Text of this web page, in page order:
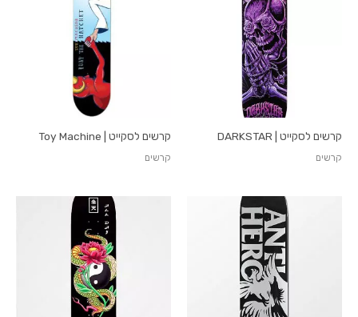
קרשים לסקייט | DARKSTAR
קרשים
קרשים לסקייט | Toy Machine
קרשים